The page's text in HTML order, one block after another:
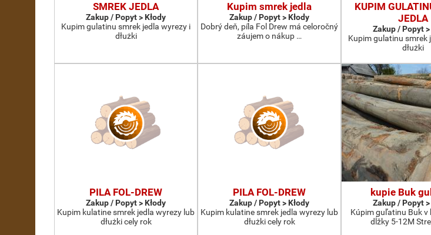
SMREK JEDLA
Zakup / Popyt > Kłody
Kupim gulatinu smrek jedla wyrezy i
dłużki
Kupim smrek jedla
Zakup / Popyt > Kłody
Dobrý deň, píla Fol Drew má celoročný
záujem o nákup …
KUPIM
JEDLA
Zakup / Popyt >
Kupim gulatinu smrek
dłużki
PILA FOL-DREW
Zakup / Popyt > Kłody
Kupim kulatine smrek jedla wyrezy lub
dłużki cely rok
PILA FOL-DREW
Zakup / Popyt > Kłody
Kupim kulatine smrek jedla wyrezy lub
dłużki cely rok
kupie Buk
Zakup / Popyt >
Kúpim guľatinu Buk v
dĺžky 5-12M